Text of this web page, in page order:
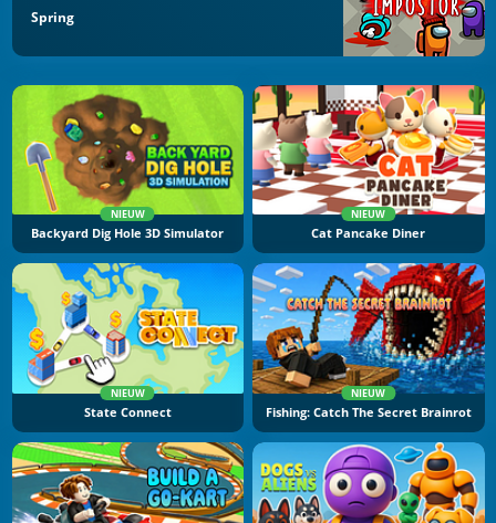
Spring
NIEUW
Backyard Dig Hole 3D Simulator
NIEUW
Cat Pancake Diner
NIEUW
State Connect
NIEUW
Fishing: Catch The Secret Brainrot